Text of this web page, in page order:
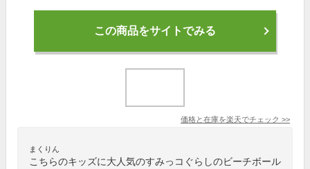
この商品をサイトでみる
価格と在庫を楽天でチェック >>
まくりん
こちらのキッズに大人気のすみっコぐらしのビーチボール